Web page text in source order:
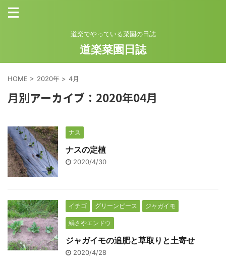
道楽でやっている菜園の日誌
道楽菜園日誌
HOME > 2020年 > 4月
月別アーカイブ：2020年04月
ナス
ナスの定植
2020/4/30
イチゴ グリーンピース ジャガイモ
絹さやエンドウ
ジャガイモの追肥と草取りと土寄せ
2020/4/28